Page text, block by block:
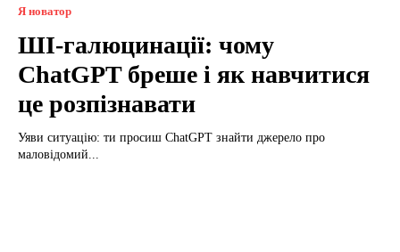
Я новатор
ШІ-галюцинації: чому
ChatGPT бреше і як навчитися
це розпізнавати
Уяви ситуацію: ти просиш ChatGPT знайти джерело про
маловідомий...